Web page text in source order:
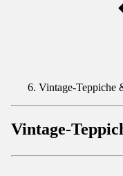
Vintage-Teppiche
Vintage-